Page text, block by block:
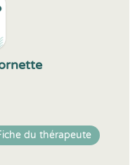
du thérapeute